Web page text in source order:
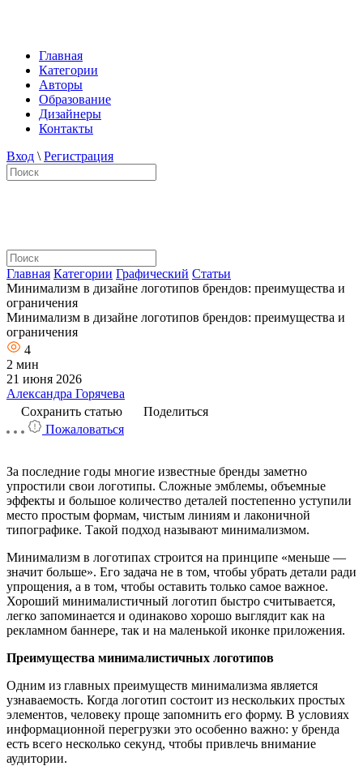
Главная
Категории
Авторы
Образование
Дизайнеры
Контакты
Вход \ Регистрация
Главная Категории Графический Статьи
Минимализм в дизайне логотипов брендов: преимущества и
ограничения
Минимализм в дизайне логотипов брендов: преимущества и
ограничения
4
2 мин
21 июня 2026
Александра Горячева
Сохранить статью
Поделиться
Пожаловаться
За последние годы многие известные бренды заметно
упростили свои логотипы. Сложные эмблемы, объемные
эффекты и большое количество деталей постепенно уступили
место простым формам, чистым линиям и лаконичной
типографике. Такой подход называют минимализмом.
Минимализм в логотипах строится на принципе «меньше —
значит больше». Его задача не в том, чтобы убрать детали ради
упрощения, а в том, чтобы оставить только самое важное.
Хороший минималистичный логотип быстро считывается,
легко запоминается и одинаково хорошо выглядит как на
рекламном баннере, так и на маленькой иконке приложения.
Преимущества минималистичных логотипов
Одним из главных преимуществ минимализма является
узнаваемость. Когда логотип состоит из нескольких простых
элементов, человеку проще запомнить его форму. В условиях
информационной перегрузки это особенно важно: у бренда
есть всего несколько секунд, чтобы привлечь внимание
аудитории.